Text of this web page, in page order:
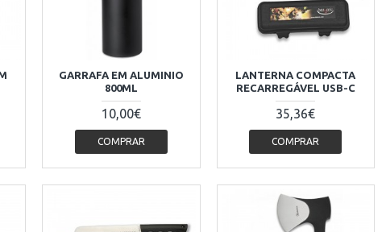
GARRAFA EM ALUMINIO
800ML
10,00€
COMPRAR
LANTERNA COMPACTA
RECARREGÁVEL USB-C
35,36€
COMPRAR